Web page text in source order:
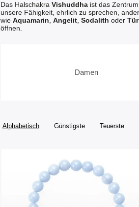
Das Halschakra Vishuddha ist das
unsere Fähigkeit, ehrlich zu sprechen,
wie Aquamarin Angelit Sodalith oder
öffnen.
Damen
Alphabetisch Günstigste Teuerste